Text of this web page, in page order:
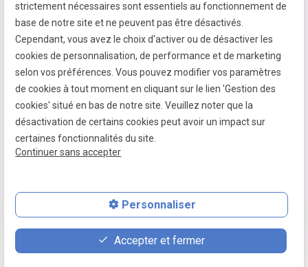
Siret :39799787500026
Mentions légales
Politique de confidentialité
Gestion des cookies
place
Plan d'accès
contact_page
Contact
phone
06 07 64 16 98
strictement nécessaires sont essentiels au fonctionnement de
base de notre site et ne peuvent pas être désactivés.
Cependant, vous avez le choix d'activer ou de désactiver les
cookies de personnalisation, de performance et de marketing
selon vos préférences. Vous pouvez modifier vos paramètres
de cookies à tout moment en cliquant sur le lien 'Gestion des
cookies' situé en bas de notre site. Veuillez noter que la
désactivation de certains cookies peut avoir un impact sur
certaines fonctionnalités du site.
Continuer sans accepter
Personnaliser
Accepter et fermer